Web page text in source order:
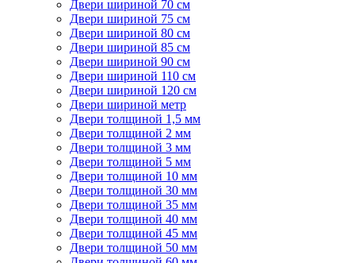
Двери шириной 70 см
Двери шириной 75 см
Двери шириной 80 см
Двери шириной 85 см
Двери шириной 90 см
Двери шириной 110 см
Двери шириной 120 см
Двери шириной метр
Двери толщиной 1,5 мм
Двери толщиной 2 мм
Двери толщиной 3 мм
Двери толщиной 5 мм
Двери толщиной 10 мм
Двери толщиной 30 мм
Двери толщиной 35 мм
Двери толщиной 40 мм
Двери толщиной 45 мм
Двери толщиной 50 мм